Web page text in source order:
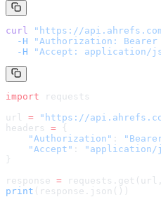
curl " https://
  -H
"Authorization: Bearer
  -H
"Accept: application/
import requests
url = " https://
headers = {
    "Authorization"
: "Bearer
    "Accept"
:
"application/
}
response =
print (response.json())